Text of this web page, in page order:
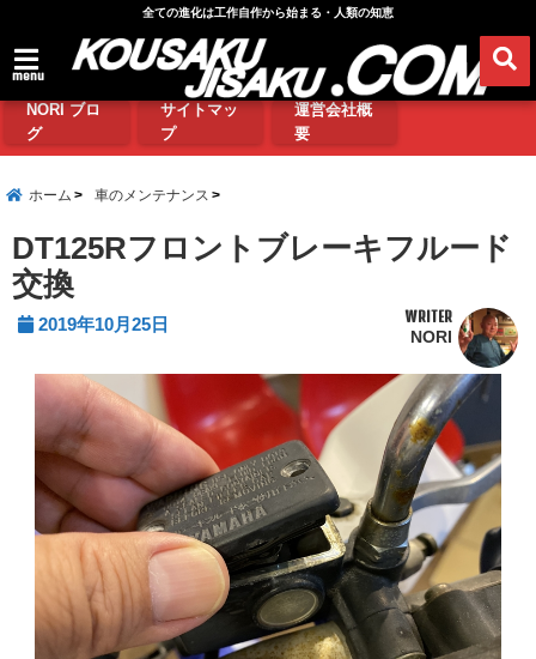
全ての進化は工作自作から始まる・人類の知恵
menu
NORI ブロ
グ
サイトマッ
プ
運営会社概
要
ホーム 車のメンテナンス
DT125Rフロントブレーキフルード
交換
2019年10月25日 WRITER
NORI